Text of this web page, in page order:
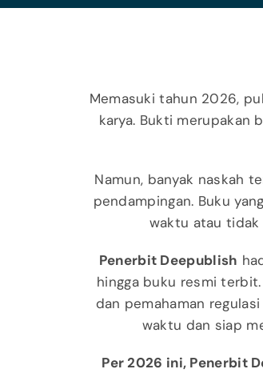
Memasuki tahun 2026,
karya. Bukti merupakan
Namun, banyak naskah
pendampingan. Buku
waktu atau tidak
Penerbit Deepublish
hingga buku resmi
dan pemahaman
waktu dan siap
Per 2026 ini, Penerbit